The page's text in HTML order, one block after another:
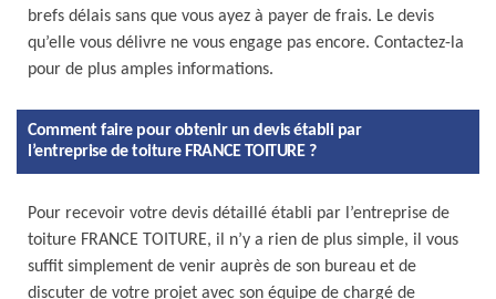
brefs délais sans que vous ayez à payer de frais. Le devis
qu’elle vous délivre ne vous engage pas encore. Contactez-la
pour de plus amples informations.
Comment faire pour obtenir un devis établi par
l’entreprise de toiture FRANCE TOITURE ?
Pour recevoir votre devis détaillé établi par l’entreprise de
toiture FRANCE TOITURE, il n’y a rien de plus simple, il vous
suffit simplement de venir auprès de son bureau et de
discuter de votre projet avec son équipe de chargé de